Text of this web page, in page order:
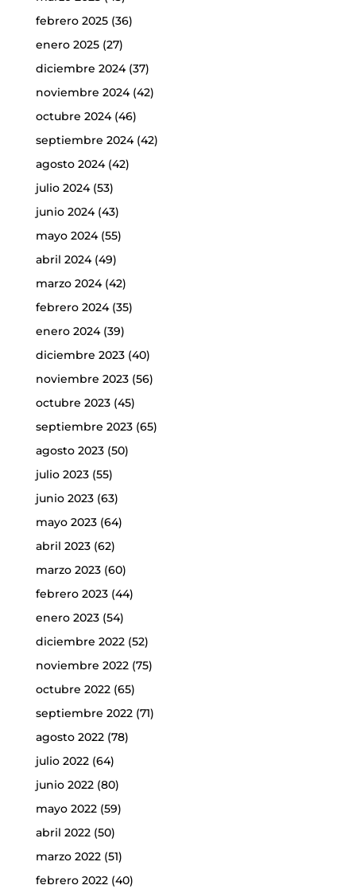
febrero 2025(36)
enero 2025(27)
diciembre 2024(37)
noviembre 2024(42)
octubre 2024(46)
septiembre 2024(42)
agosto 2024(42)
julio 2024(53)
junio 2024(43)
mayo 2024(55)
abril 2024(49)
marzo 2024(42)
febrero 2024(35)
enero 2024(39)
diciembre 2023(40)
noviembre 2023(56)
octubre 2023(45)
septiembre 2023(65)
agosto 2023(50)
julio 2023(55)
junio 2023(63)
mayo 2023(64)
abril 2023(62)
marzo 2023(60)
febrero 2023(44)
enero 2023(54)
diciembre 2022(52)
noviembre 2022(75)
octubre 2022(65)
septiembre 2022(71)
agosto 2022(78)
julio 2022(64)
junio 2022(80)
mayo 2022(59)
abril 2022(50)
marzo 2022(51)
febrero 2022(40)